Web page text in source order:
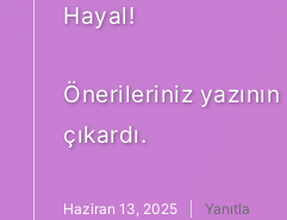
Hayal!
Önerileriniz yazının
çıkardı.
Haziran 13, 2025 Yanıtla